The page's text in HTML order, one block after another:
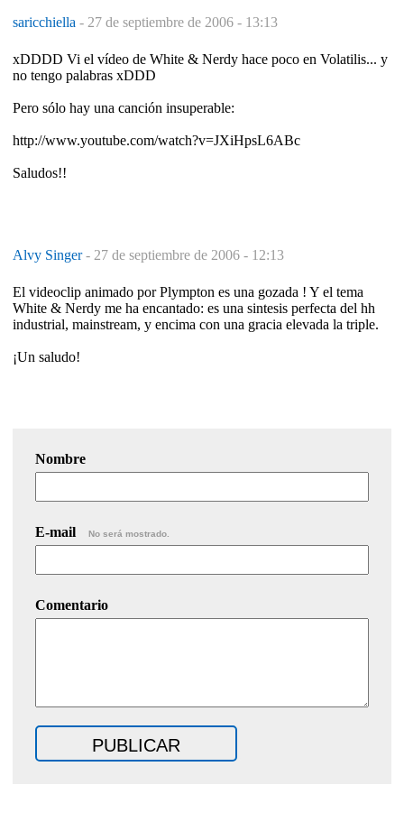
saricchiella - 27 de septiembre de 2006 - 13:13
xDDDD Vi el vídeo de White & Nerdy hace poco en Volatilis... y
no tengo palabras xDDD
Pero sólo hay una canción insuperable:
http://www.youtube.com/watch?v=JXiHpsL6ABc
Saludos!!
Alvy Singer- 27 de septiembre de 2006 - 12:13
El videoclip animado por Plympton es una gozada ! Y el tema
White & Nerdy me ha encantado: es una sintesis perfecta del hh
industrial, mainstream, y encima con una gracia elevada la triple.
¡Un saludo!
Nombre
E-mail No será mostrado.
Comentario